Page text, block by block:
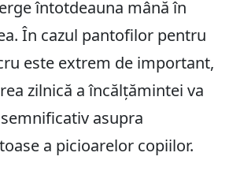
întotdeauna mână în
În cazul pantofilor pentru
este extrem de important,
zilnică a încălțămintei va
asupra
a picioarelor copiilor.